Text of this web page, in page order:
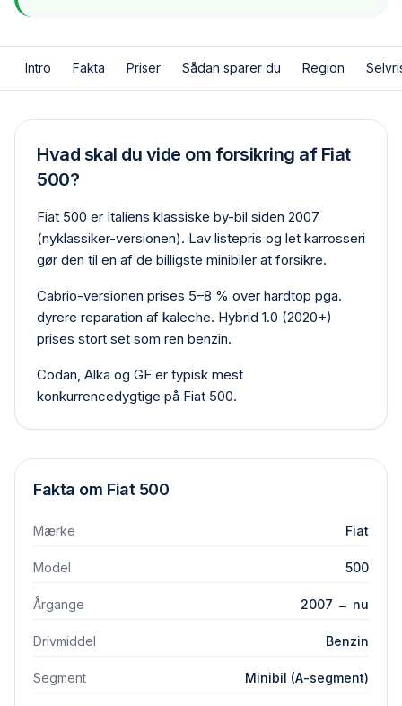
Intro Fakta Priser Sådan sparer du Region
Hvad skal du vide om forsikring af Fiat
500?
Fiat 500 er Italiens klassiske by-bil siden 2007
(nyklassiker-versionen). Lav listepris og let karrosseri
gør den til en af de billigste minibiler at forsikre.
Cabrio-versionen prises 5–8 % over hardtop pga.
dyrere reparation af kaleche. Hybrid 1.0 (2020+)
prises stort set som ren benzin.
Codan, Alka og GF er typisk mest
konkurrencedygtige på Fiat 500.
Fakta om Fiat 500
Mærke Fiat
Model 500
Årgange 2007 → nu
Drivmiddel Benzin
Segment Minibil (A-segment)